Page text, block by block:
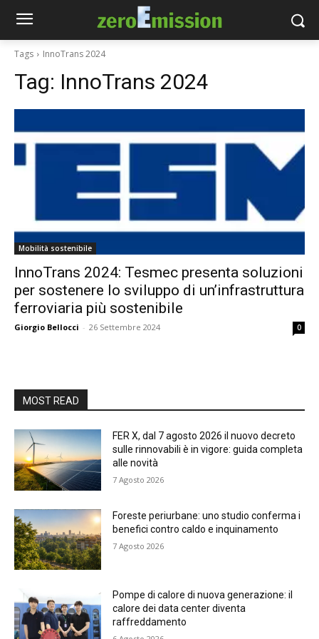
Tags InnoTrans 2024
Tag: InnoTrans 2024
Mobilità sostenibile
InnoTrans 2024: Tesmec presenta soluzioni
per sostenere lo sviluppo di un’infrastruttura
ferroviaria più sostenibile
Giorgio Bellocci - 26 Settembre 2024 0
MOST READ
FER X, dal 7 agosto 2026 il nuovo decreto
sulle rinnovabili è in vigore: guida completa
alle novità
7 Agosto 2026
Foreste periurbane: uno studio conferma i
benefici contro caldo e inquinamento
7 Agosto 2026
Pompe di calore di nuova generazione: il
calore dei data center diventa
raffreddamento